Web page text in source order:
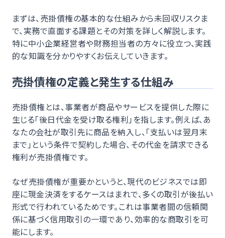
まずは、売掛債権の基本的な仕組みから未回収リスクま
で、実務で直面する課題とその対策を詳しく解説します。
特に中小企業経営者や財務担当者の方々に役立つ、実践
的な知識を分かりやすくお伝えしていきます。
売掛債権の定義と発生する仕組み
売掛債権とは、事業者が商品やサービスを提供した際に
生じる「後日代金を受け取る権利」を指します。例えば、あ
なたの会社が取引先に商品を納入し、「支払いは翌月末
まで」という条件で契約した場合、その代金を請求できる
権利が売掛債権です。
なぜ売掛債権が重要かというと、現代のビジネスでは即
座に現金決済をするケースはまれで、多くの取引が後払い
形式で行われているためです。これは事業者間の信頼関
係に基づく信用取引の一環であり、効率的な商取引を可
能にします。